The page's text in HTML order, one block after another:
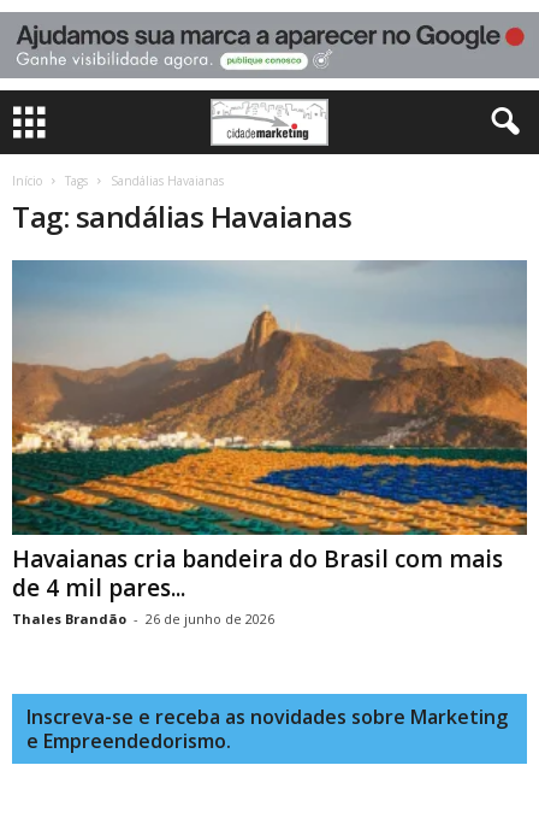
Início Tags Sandálias Havaianas
Tag: sandálias Havaianas
Havaianas cria bandeira do Brasil com mais
de 4 mil pares...
Thales Brandão - 26 de junho de 2026
Inscreva-se e receba as novidades sobre Marketing
e Empreendedorismo.